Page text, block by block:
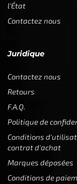
l'État
Contactez nous
Juridique
Contactez nous
Retours
F.A.Q.
Politique de
Conditions
contrat d'achat
Marques déposées
Conditions de